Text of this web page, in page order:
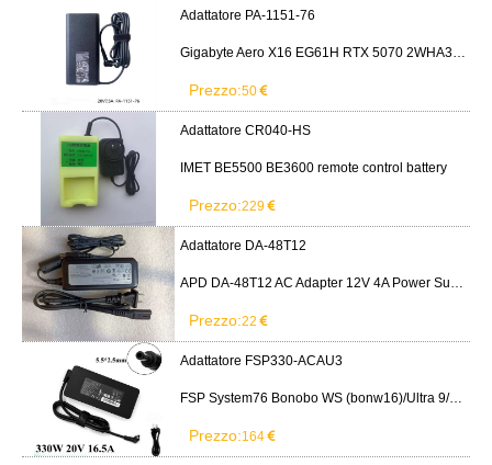
Adattatore PA-1151-76
Gigabyte Aero X16 EG61H RTX 5070 2WHA3USC64AH LITEON PA-1151-76 150W adapter
Prezzo:50
Adattatore CR040-HS
IMET BE5500 BE3600 remote control battery
Prezzo:229
Adattatore DA-48T12
APD DA-48T12 AC Adapter 12V 4A Power Supply Cord
Prezzo:22
Adattatore FSP330-ACAU3
FSP System76 Bonobo WS (bonw16)/Ultra 9/RTX5090
Prezzo:164